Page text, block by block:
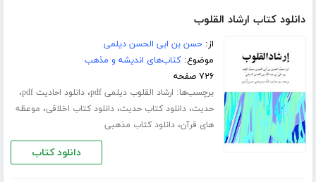
دانلود کتاب ارشاد القلوب
از:حسن بن ابی الحسن دیلمی
موضوع:کتاب‌های اندیشه و مذهب
۷۲۶ صفحه
برچسب‌ها: ارشاد القلوب دیلمی pdf ،دانلود احادیث pdf ،
حدیث،دانلود کتاب حدیث،دانلود کتاب اخلاقی، موعظه
های قرآن،دانلود کتاب مذهبی
دانلود کتاب